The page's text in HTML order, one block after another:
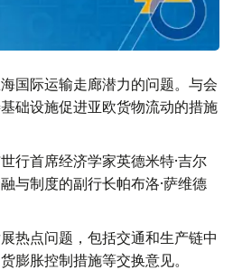
国际运输走廊潜力的问题。与会
础设施促进亚欧货物流动的措施
行首席经济学家英德米特·吉尔
与制度的副行长帕布洛·萨维德
热点问题，包括交通和生产链中
膨胀控制措施等交换意见。